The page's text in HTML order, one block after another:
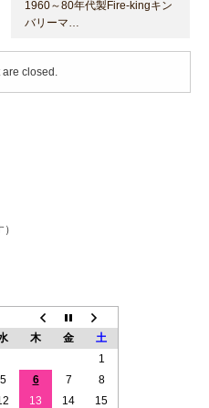
1960～80年代製Fire-kingキン
バリーマ…
closed.
木 金
土
1
5 6 7
8
13 14
15